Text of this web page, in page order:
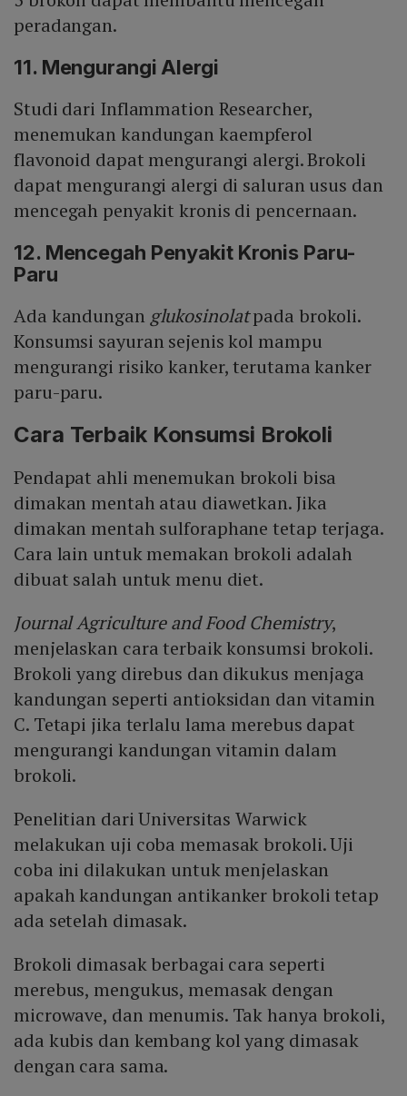
peradangan.
11. Mengurangi Alergi
Studi dari Inflammation Researcher,
menemukan kandungan kaempferol
flavonoid dapat mengurangi alergi. Brokoli
dapat mengurangi alergi di saluran usus dan
mencegah penyakit kronis di pencernaan.
12. Mencegah Penyakit Kronis Paru-
Paru
Ada kandungan glukosinolatpada brokoli.
Konsumsi sayuran sejenis kol mampu
mengurangi risiko kanker, terutama kanker
paru-paru.
Cara Terbaik Konsumsi Brokoli
Pendapat ahli menemukan brokoli bisa
dimakan mentah atau diawetkan. Jika
dimakan mentah sulforaphane tetap terjaga.
Cara lain untuk memakan brokoli adalah
dibuat salah untuk menu diet.
Journal Agriculture and Food Chemistry,
menjelaskan cara terbaik konsumsi brokoli.
Brokoli yang direbus dan dikukus menjaga
kandungan seperti antioksidan dan vitamin
C. Tetapi jika terlalu lama merebus dapat
mengurangi kandungan vitamin dalam
brokoli.
Penelitian dari Universitas Warwick
melakukan uji coba memasak brokoli. Uji
coba ini dilakukan untuk menjelaskan
apakah kandungan antikanker brokoli tetap
ada setelah dimasak.
Brokoli dimasak berbagai cara seperti
merebus, mengukus, memasak dengan
microwave, dan menumis. Tak hanya brokoli,
ada kubis dan kembang kol yang dimasak
dengan cara sama.